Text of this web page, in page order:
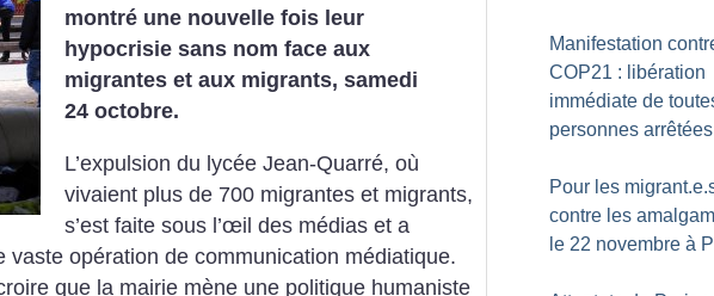
montré une nouvelle fois leur
hypocrisie sans nom face aux
migrantes et aux migrants, samedi
24 octobre.
L’expulsion du lycée Jean-Quarré, où
vivaient plus de 700 migrantes et migrants,
s’est faite sous l’œil des médias et a
vaste opération de communication médiatique.
que la mairie mène une politique humaniste
Manifestation
COP21 : libération
immédiate de
personnes arrêtées
Pour les
contre les
le 22 novembre à